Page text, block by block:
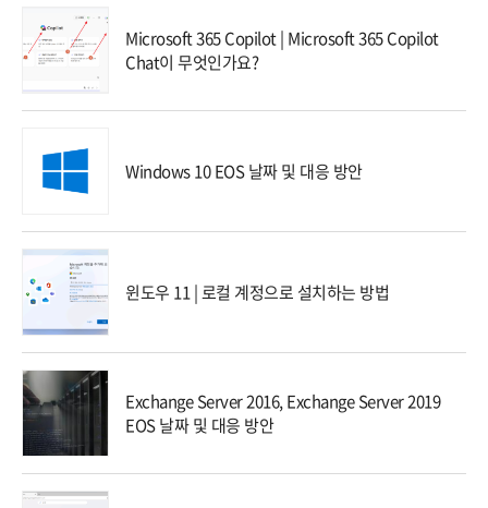
Microsoft 365 Copilot | Microsoft 365 Copilot
Chat이 무엇인가요?
Windows 10 EOS 날짜 및 대응 방안
윈도우 11 | 로컬 계정으로 설치하는 방법
Exchange Server 2016, Exchange Server 2019
EOS 날짜 및 대응 방안